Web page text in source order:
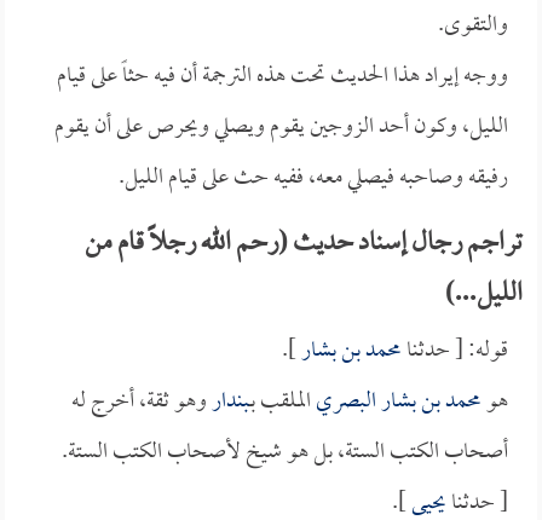
والتقوى.
ووجه إيراد هذا الحديث تحت هذه الترجمة أن فيه حثاً على قيام
الليل، وكون أحد الزوجين يقوم ويصلي ويحرص على أن يقوم
رفيقه وصاحبه فيصلي معه، ففيه حث على قيام الليل.
تراجم رجال إسناد حديث (رحم الله رجلاً قام من
الليل...)
قوله: [ حدثنامحمد بن بشار].
هومحمد بن بشار البصريالملقب بـبنداروهو ثقة، أخرج له
أصحاب الكتب الستة، بل هو شيخ لأصحاب الكتب الستة.
[ حدثنايحيى].